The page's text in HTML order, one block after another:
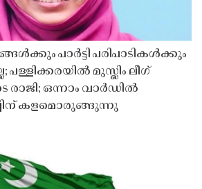
പാർട്ടി പരിപാടികൾക്കും
മുസ്ലിം ലീഗ്
രാജി; ഒന്നാം വാർഡിൽ
കളമൊരുങ്ങുന്നു